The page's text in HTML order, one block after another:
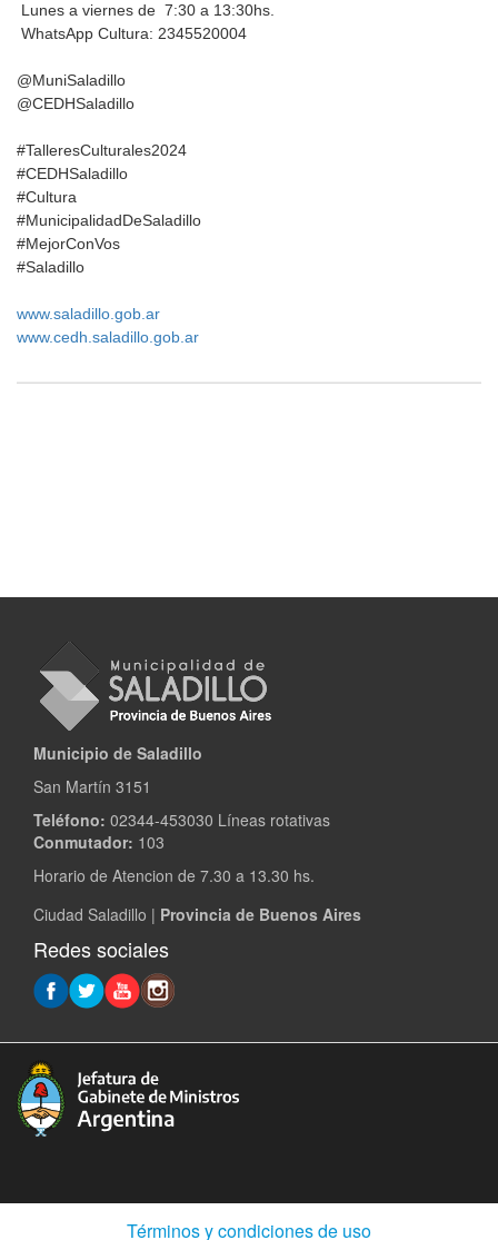
Lunes a viernes de ️ 7:30 a 13:30hs.
WhatsApp Cultura: 2345520004
@MuniSaladillo
@CEDHSaladillo
#TalleresCulturales2024
#CEDHSaladillo
#Cultura
#MunicipalidadDeSaladillo
#MejorConVos
#Saladillo
www.saladillo.gob.ar
www.cedh.saladillo.gob.ar
Municipio de Saladillo
San Martín 3151
Teléfono: 02344-453030 Líneas rotativas
Conmutador: 103
Horario de Atencion de 7.30 a 13.30 hs.
Ciudad Saladillo | Provincia de Buenos Aires
Redes sociales
Términos y condiciones de uso(Abre